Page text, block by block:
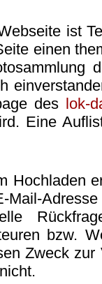
ist
einen
des lok-
Eine
Hochladen
Mail-
bzw.
Zweck zur